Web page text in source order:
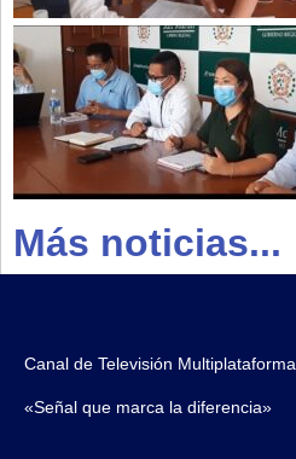
Más noticias...
Canal de Televisión Multiplataforma.
«Señal que marca la diferencia»